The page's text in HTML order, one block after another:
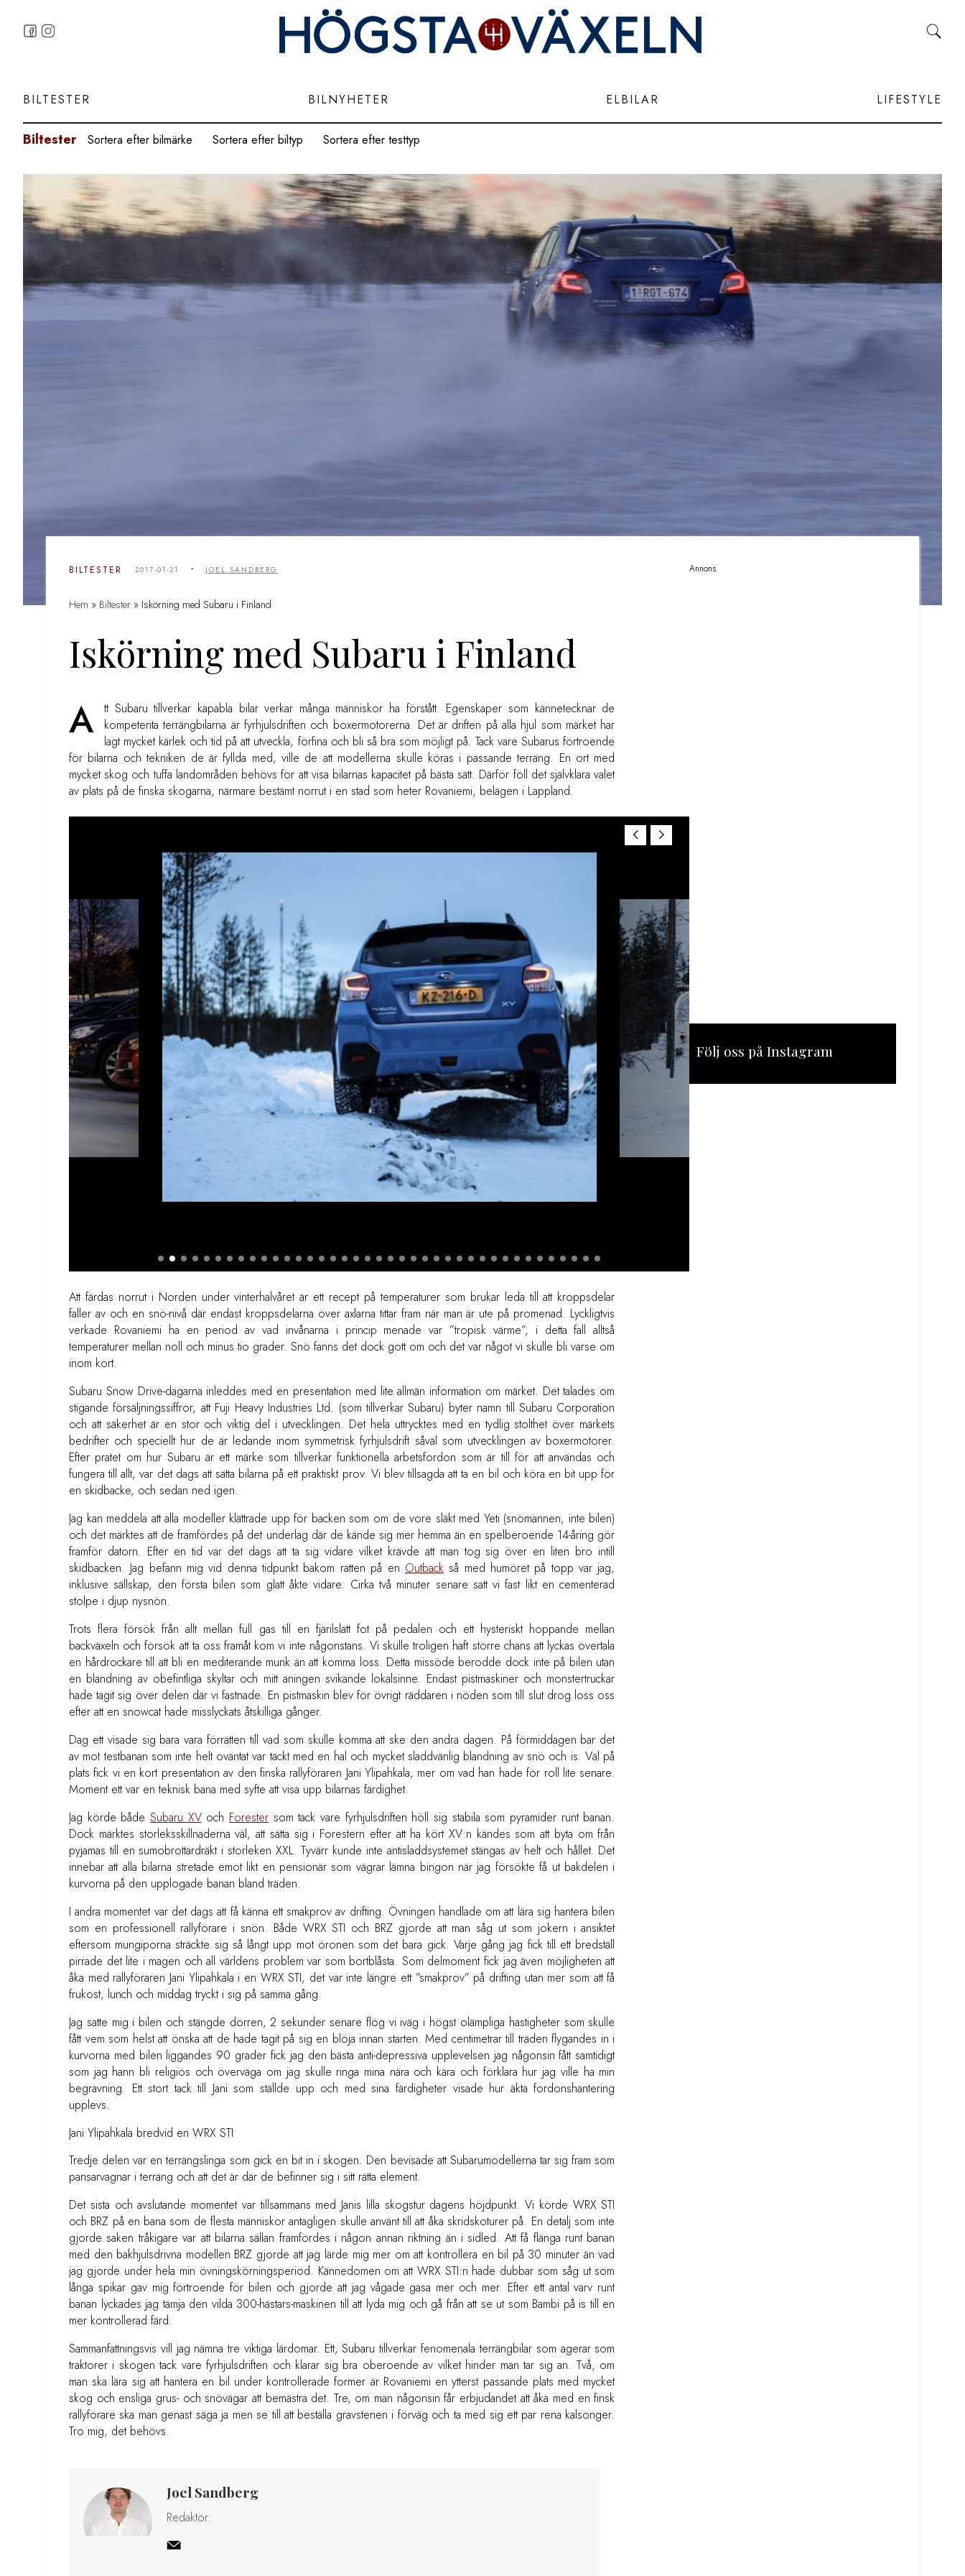
BILTESTER BILNYHETER ELBILAR LIFESTYLE
Biltester Sortera efter bilmärke Sortera efter biltyp Sortera efter testtyp
BILTESTER 2017-01-21 - JOEL SANDBERG
Hem » Biltester » Iskörning med Subaru i Finland
Iskörning med Subaru i Finland
A
tt Subaru tillverkar kapabla bilar verkar många människor ha förstått. Egenskaper som kännetecknar de
kompetenta terrängbilarna är fyrhjulsdriften och boxermotorerna. Det är driften på alla hjul som märket har
lagt mycket kärlek och tid på att utveckla, förfina och bli så bra som möjligt på. Tack vare Subarus förtroende
för bilarna och tekniken de är fyllda med, ville de att modellerna skulle köras i passande terräng. En ort med
mycket skog och tuffa landområden behövs för att visa bilarnas kapacitet på bästa sätt. Därför föll det självklara valet
av plats på de finska skogarna, närmare bestämt norrut i en stad som heter Rovaniemi, belägen i Lappland.
Att färdas norrut i Norden under vinterhalvåret är ett recept på temperaturer som brukar leda till att kroppsdelar
faller av och en snö-nivå där endast kroppsdelarna över axlarna tittar fram när man är ute på promenad. Lyckligtvis
verkade Rovaniemi ha en period av vad invånarna i princip menade var ”tropisk värme”, i detta fall alltså
temperaturer mellan noll och minus tio grader. Snö fanns det dock gott om och det var något vi skulle bli varse om
inom kort.
Subaru Snow Drive-dagarna inleddes med en presentation med lite allmän information om märket. Det talades om
stigande försäljningssiffror, att Fuji Heavy Industries Ltd. (som tillverkar Subaru) byter namn till Subaru Corporation
och att säkerhet är en stor och viktig del i utvecklingen. Det hela uttrycktes med en tydlig stolthet över märkets
bedrifter och speciellt hur de är ledande inom symmetrisk fyrhjulsdrift såväl som utvecklingen av boxermotorer.
Efter pratet om hur Subaru är ett märke som tillverkar funktionella arbetsfordon som är till för att användas och
fungera till allt, var det dags att sätta bilarna på ett praktiskt prov. Vi blev tillsagda att ta en bil och köra en bit upp för
en skidbacke, och sedan ned igen.
Jag kan meddela att alla modeller klättrade upp för backen som om de vore släkt med Yeti (snömannen, inte bilen)
och det märktes att de framfördes på det underlag där de kände sig mer hemma än en spelberoende 14-åring gör
framför datorn. Efter en tid var det dags att ta sig vidare vilket krävde att man tog sig över en liten bro intill
skidbacken. Jag befann mig vid denna tidpunkt bakom ratten på en Outbackså med humöret på topp var jag,
inklusive sällskap, den första bilen som glatt åkte vidare. Cirka två minuter senare satt vi fast likt en cementerad
stolpe i djup nysnön.
Trots flera försök från allt mellan full gas till en fjärilslätt fot på pedalen och ett hysteriskt hoppande mellan
backväxeln och försök att ta oss framåt kom vi inte någonstans. Vi skulle troligen haft större chans att lyckas övertala
en hårdrockare till att bli en mediterande munk än att komma loss. Detta missöde berodde dock inte på bilen utan
en blandning av obefintliga skyltar och mitt aningen svikande lokalsinne. Endast pistmaskiner och monstertruckar
hade tagit sig över delen där vi fastnade. En pistmaskin blev för övrigt räddaren i nöden som till slut drog loss oss
efter att en snowcat hade misslyckats åtskilliga gånger.
Dag ett visade sig bara vara förrätten till vad som skulle komma att ske den andra dagen. På förmiddagen bar det
av mot testbanan som inte helt oväntat var täckt med en hal och mycket sladdvänlig blandning av snö och is. Väl på
plats fick vi en kort presentation av den finska rallyföraren Jani Ylipahkala, mer om vad han hade för roll lite senare.
Moment ett var en teknisk bana med syfte att visa upp bilarnas färdighet.
Jag körde både Subaru XVoch Forester som tack vare fyrhjulsdriften höll sig stabila som pyramider runt banan.
Dock märktes storleksskillnaderna väl, att sätta sig i Forestern efter att ha kört XV:n kändes som att byta om från
pyjamas till en sumobrottardräkt i storleken XXL. Tyvärr kunde inte antisladdsystemet stängas av helt och hållet. Det
innebar att alla bilarna stretade emot likt en pensionär som vägrar lämna bingon när jag försökte få ut bakdelen i
kurvorna på den upplogade banan bland träden.
I andra momentet var det dags att få känna ett smakprov av drifting. Övningen handlade om att lära sig hantera bilen
som en professionell rallyförare i snön. Både WRX STI och BRZ gjorde att man såg ut som jokern i ansiktet
eftersom mungiporna sträckte sig så långt upp mot öronen som det bara gick. Varje gång jag fick till ett bredställ
pirrade det lite i magen och all världens problem var som bortblåsta. Som delmoment fick jag även möjligheten att
åka med rallyföraren Jani Ylipahkala i en WRX STI, det var inte längre ett ”smakprov” på drifting utan mer som att få
frukost, lunch och middag tryckt i sig på samma gång.
Jag satte mig i bilen och stängde dörren, 2 sekunder senare flög vi iväg i högst olämpliga hastigheter som skulle
fått vem som helst att önska att de hade tagit på sig en blöja innan starten. Med centimetrar till träden flygandes in i
kurvorna med bilen liggandes 90 grader fick jag den bästa anti-depressiva upplevelsen jag någonsin fått samtidigt
som jag hann bli religiös och överväga om jag skulle ringa mina nära och kära och förklara hur jag ville ha min
begravning. Ett stort tack till Jani som ställde upp och med sina färdigheter visade hur äkta fordonshantering
upplevs.
Jani Ylipahkala bredvid en WRX STI
Tredje delen var en terrängslinga som gick en bit in i skogen. Den bevisade att Subarumodellerna tar sig fram som
pansarvagnar i terräng och att det är där de befinner sig i sitt rätta element.
Det sista och avslutande momentet var tillsammans med Janis lilla skogstur dagens höjdpunkt. Vi körde WRX STI
och BRZ på en bana som de flesta människor antagligen skulle använt till att åka skridskoturer på. En detalj som inte
gjorde saken tråkigare var att bilarna sällan framfördes i någon annan riktning än i sidled. Att få flänga runt banan
med den bakhjulsdrivna modellen BRZ gjorde att jag lärde mig mer om att kontrollera en bil på 30 minuter än vad
jag gjorde under hela min övningskörningsperiod. Kännedomen om att WRX STI:n hade dubbar som såg ut som
långa spikar gav mig förtroende för bilen och gjorde att jag vågade gasa mer och mer. Efter ett antal varv runt
banan lyckades jag tämja den vilda 300-hästars-maskinen till att lyda mig och gå från att se ut som Bambi på is till en
mer kontrollerad färd.
Sammanfattningsvis vill jag nämna tre viktiga lärdomar. Ett, Subaru tillverkar fenomenala terrängbilar som agerar som
traktorer i skogen tack vare fyrhjulsdriften och klarar sig bra oberoende av vilket hinder man tar sig an. Två, om
man ska lära sig att hantera en bil under kontrollerade former är Rovaniemi en ytterst passande plats med mycket
skog och ensliga grus- och snövägar att bemästra det. Tre, om man någonsin får erbjudandet att åka med en finsk
rallyförare ska man genast säga ja men se till att beställa gravstenen i förväg och ta med sig ett par rena kalsonger.
Tro mig, det behövs.
Joel Sandberg
Redaktör.
Annons
Följ oss på Instagram